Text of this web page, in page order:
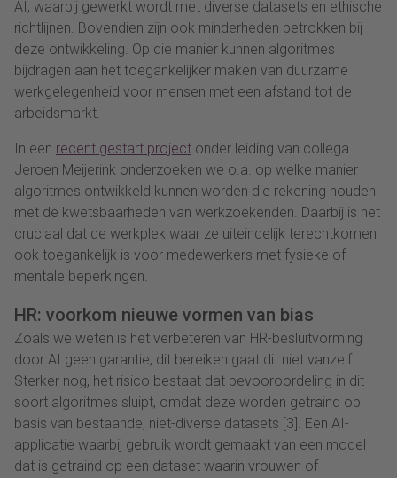
AI, waarbij gewerkt wordt met diverse datasets en ethische
richtlijnen. Bovendien zijn ook minderheden betrokken bij
deze ontwikkeling. Op die manier kunnen algoritmes
bijdragen aan het toegankelijker maken van duurzame
werkgelegenheid voor mensen met een afstand tot de
arbeidsmarkt.
In een recent gestart project onder leiding van collega
Jeroen Meijerink onderzoeken we o.a. op welke manier
algoritmes ontwikkeld kunnen worden die rekening houden
met de kwetsbaarheden van werkzoekenden. Daarbij is het
cruciaal dat de werkplek waar ze uiteindelijk terechtkomen
ook toegankelijk is voor medewerkers met fysieke of
mentale beperkingen.
HR: voorkom nieuwe vormen van bias
Zoals we weten is het verbeteren van HR-besluitvorming
door AI geen garantie, dit bereiken gaat dit niet vanzelf.
Sterker nog, het risico bestaat dat bevooroordeling in dit
soort algoritmes sluipt, omdat deze worden getraind op
basis van bestaande, niet-diverse datasets [3]. Een AI-
applicatie waarbij gebruik wordt gemaakt van een model
dat is getraind op een dataset waarin vrouwen of